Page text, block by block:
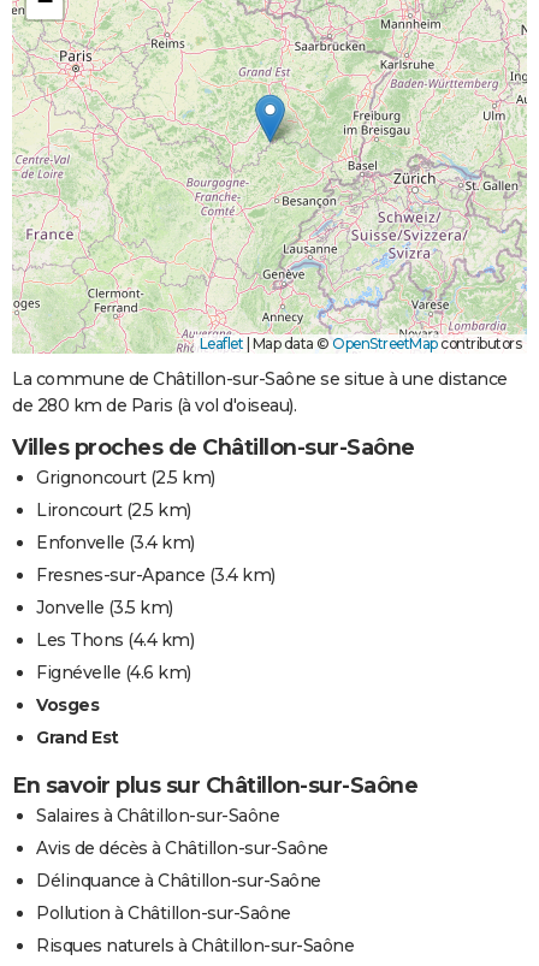
Leaflet Map data © OpenStreetMapcontributors
La commune de Châtillon-sur-Saône se situe à une distance
de 280 km de Paris (à vol d'oiseau).
Villes proches de Châtillon-sur-Saône
Grignoncourt(2.5 km)
Lironcourt(2.5 km)
Enfonvelle (3.4 km)
Fresnes-sur-Apance (3.4 km)
Jonvelle (3.5 km)
Les Thons (4.4 km)
Fignévelle (4.6 km)
Vosges
Grand Est
En savoir plus sur Châtillon-sur-Saône
Salaires à Châtillon-sur-Saône
Avis de décès à Châtillon-sur-Saône
Délinquance à Châtillon-sur-Saône
Pollution à Châtillon-sur-Saône
Risques naturels à Châtillon-sur-Saône